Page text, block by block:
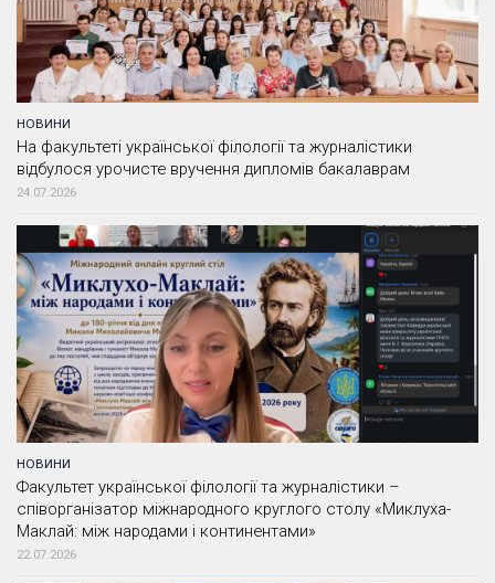
НОВИНИ
На факультеті української філології та журналістики
відбулося урочисте вручення дипломів бакалаврам
24.07.2026
НОВИНИ
Факультет української філології та журналістики –
співорганізатор міжнародного круглого столу «Миклуха-
Маклай: між народами і континентами»
22.07.2026